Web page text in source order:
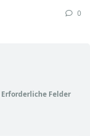
0
Erforderliche Felder